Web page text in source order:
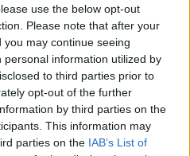
use the below opt-out
Please note that after your
may continue seeing
information utilized by
to third parties prior to
opt-out of the further
by third parties on the
This information may
parties on the IAB’s List of
vaniljsocker
smält tillsammans med smör,